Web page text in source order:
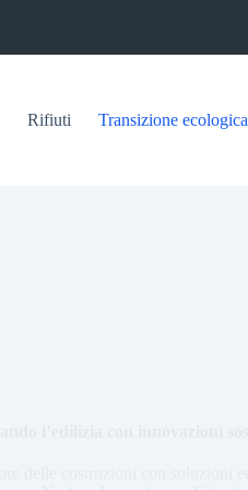
Rifiuti Transizione ecologica